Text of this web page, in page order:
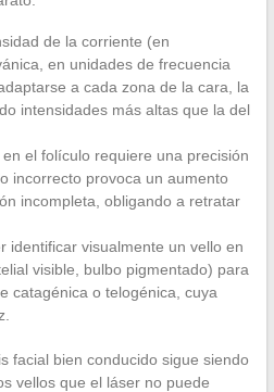
de la corriente (en
en unidades de frecuencia
a cada zona de la cara, la
intensidades más altas que la del
el folículo requiere una precisión
incorrecto provoca un aumento
incompleta, obligando a retratar
identificar visualmente un vello en
visible, bulbo pigmentado) para
catagénica o telogénica, cuya
facial bien conducido sigue siendo
vellos que el láser no puede